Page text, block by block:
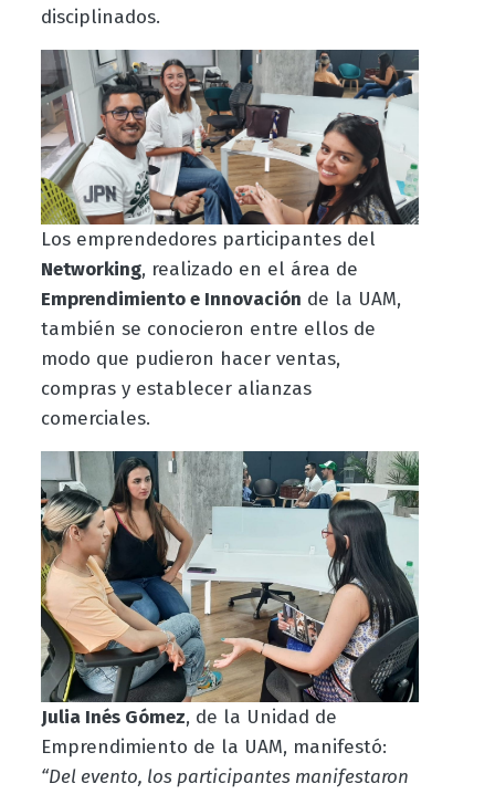
disciplinados.
Los emprendedores participantes del
Networking, realizado en el área de
Emprendimiento e Innovación de la UAM,
también se conocieron entre ellos de
modo que pudieron hacer ventas,
compras y establecer alianzas
comerciales.
Julia Inés Gómez, de la Unidad de
Emprendimiento de la UAM, manifestó:
“Del evento, los participantes manifestaron